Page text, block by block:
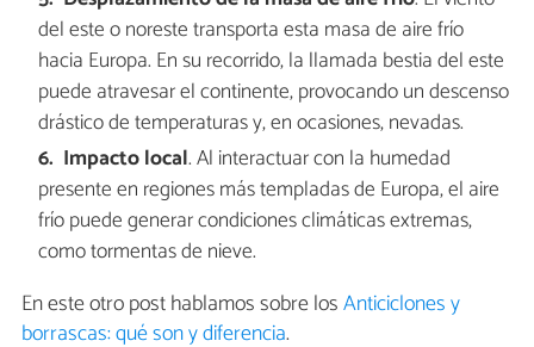
del este o noreste transporta esta masa de aire frío
hacia Europa. En su recorrido, la llamada bestia del este
puede atravesar el continente, provocando un descenso
drástico de temperaturas y, en ocasiones, nevadas.
Impacto local. Al interactuar con la humedad
presente en regiones más templadas de Europa, el aire
frío puede generar condiciones climáticas extremas,
como tormentas de nieve.
En este otro post hablamos sobre losAnticiclones y
borrascas: qué son y diferencia.